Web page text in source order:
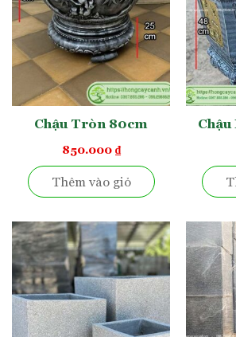
Hồng tự hào là một trong những
ngành sản xuất và cung cấp chậu cây
kết mang đến những sản phẩm chất
cẩn thận nhất.
Chúng tôi cung cấp đa dạng các chậu
đường kính 60cm đến 1m2, kèm
sẽ được giao nhận hàng trong ngày. Còn
thành Hà Nội và các tỉnh thành khác,
tải, xe khách để giao hàng nhanh chóng,
Chúng tôi có đầu đủ hóa đơn cho những
đó, chúng tôi cung cấp dịch vụ trọn gói
trồng, dịch vụ trồng cây với mức giá
Khách hàng quan tâm mua lẻ hoặc
măng vuông 1m2hãy liên hệ Nhà
HOTLINE/ZALO: 0367.855.286 –
Chậu Tròn 80cm
850.000 ₫
Thêm vào giỏ